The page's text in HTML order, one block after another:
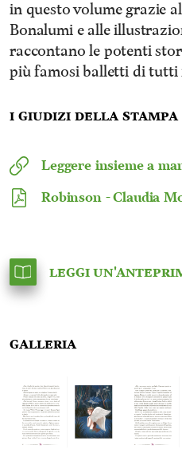
in questo volume grazie
Bonalumi e alle
raccontano le potenti
più famosi balletti di tutti
I giudizi della stampa
Leggere insieme a
Robinson - Claudia
Leggi
Galleria